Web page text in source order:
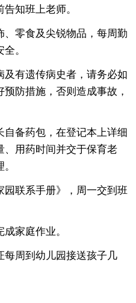
知班上老师。
、零食及尖锐物品，每周勤
。
及有遗传病史者，请务必如
防措施，否则造成事故，
自备药包，在登记本上详细
、用药时间并交于保育老
园联系手册》，周一交到班
家庭作业。
每周到幼儿园接送孩子几